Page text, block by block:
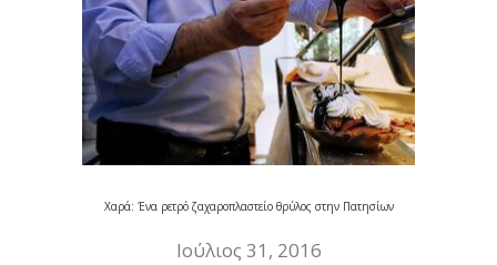
Χαρά: Ένα ρετρό ζαχαροπλαστείο θρύλος στην Πατησίων
Ιούλιος 31, 2016